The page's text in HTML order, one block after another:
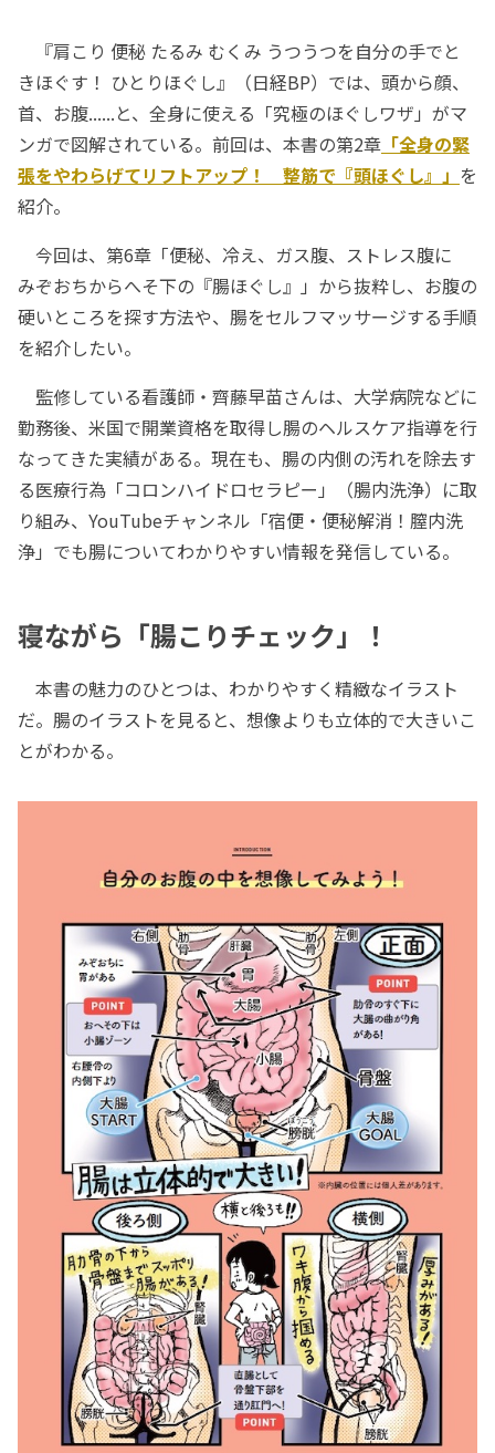
『肩こり 便秘 たるみ むくみ うつうつを自分の手でと
きほぐす！ ひとりほぐし』（日経BP）では、頭から顔、
首、お腹......と、全身に使える「究極のほぐしワザ」がマ
ンガで図解されている。前回は、本書の第2章 「全身の緊
張をやわらげてリフトアップ！ 整筋で『頭ほぐし』」 を
紹介。
今回は、第6章「便秘、冷え、ガス腹、ストレス腹に
みぞおちからへそ下の『腸ほぐし』」から抜粋し、お腹の
硬いところを探す方法や、腸をセルフマッサージする手順
を紹介したい。
監修している看護師・齊藤早苗さんは、大学病院などに
勤務後、米国で開業資格を取得し腸のヘルスケア指導を行
なってきた実績がある。現在も、腸の内側の汚れを除去す
る医療行為「コロンハイドロセラピー」（腸内洗浄）に取
り組み、YouTubeチャンネル「宿便・便秘解消！膣内洗
浄」でも腸についてわかりやすい情報を発信している。
寝ながら「腸こりチェック」！
本書の魅力のひとつは、わかりやすく精緻なイラスト
だ。腸のイラストを見ると、想像よりも立体的で大きいこ
とがわかる。